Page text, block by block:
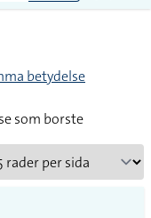
betydelse
som borste